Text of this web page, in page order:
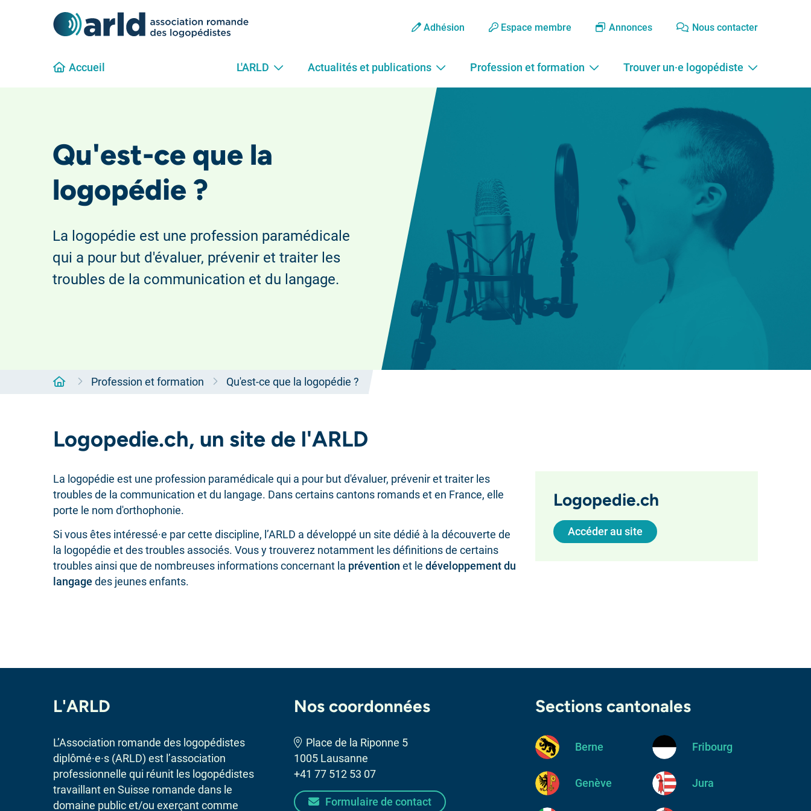
Adhésion Espace membre Annonces Nous contacter
Accueil L'ARLD Actualités et publications Profession et formation Trouver un·e logopédiste
Qu'est-ce que la
logopédie ?
La logopédie est une profession paramédicale
qui a pour but d'évaluer, prévenir et traiter les
troubles de la communication et du langage.
AccueilProfession et formation Qu'est-ce que la logopédie ?
Logopedie.ch, un site de l'ARLD
La logopédie est une profession paramédicale qui a pour but d'évaluer, prévenir et traiter les
troubles de la communication et du langage. Dans certains cantons romands et en France, elle
porte le nom d'orthophonie.
Si vous êtes intéressé·e par cette discipline, l’ARLD a développé un site dédié à la découverte de
la logopédie et des troubles associés. Vous y trouverez notamment les définitions de certains
troubles ainsi que de nombreuses informations concernant la prévention et le développement du
langage des jeunes enfants.
Logopedie.ch
Accéder au site
L'ARLD
L’Association romande des logopédistes
diplômé·e·s (ARLD) est l’association
professionnelle qui réunit les logopédistes
travaillant en Suisse romande dans le
domaine public et/ou exerçant comme
Nos coordonnées
Place de la Riponne 5
1005 Lausanne
+41 77 512 53 07
Formulaire de contact
Sections cantonales
Berne Fribourg
Genève Jura